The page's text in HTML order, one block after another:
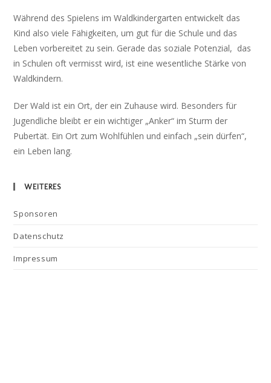
Während des Spielens im Waldkindergarten entwickelt das
Kind also viele Fähigkeiten, um gut für die Schule und das
Leben vorbereitet zu sein. Gerade das soziale Potenzial, das
in Schulen oft vermisst wird, ist eine wesentliche Stärke von
Waldkindern.
Der Wald ist ein Ort, der ein Zuhause wird. Besonders für
Jugendliche bleibt er ein wichtiger „Anker“ im Sturm der
Pubertät. Ein Ort zum Wohlfühlen und einfach „sein dürfen“,
ein Leben lang.
WEITERES
Sponsoren
Datenschutz
Impressum